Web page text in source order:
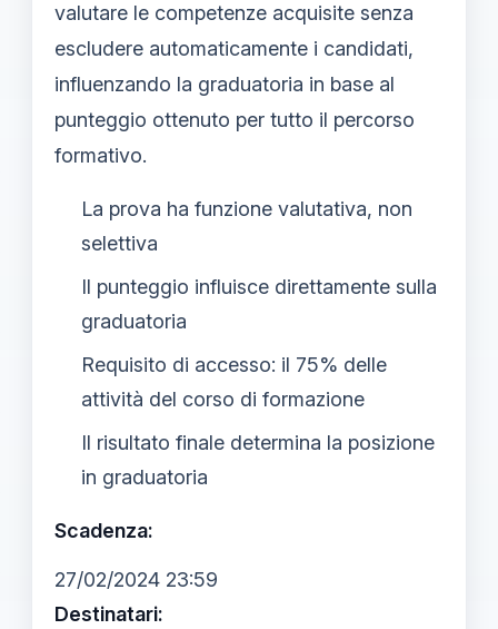
valutare le competenze acquisite senza
escludere automaticamente i candidati,
influenzando la graduatoria in base al
punteggio ottenuto per tutto il percorso
formativo.
La prova ha funzione valutativa, non
selettiva
Il punteggio influisce direttamente sulla
graduatoria
Requisito di accesso: il 75% delle
attività del corso di formazione
Il risultato finale determina la posizione
in graduatoria
Scadenza:
27/02/2024 23:59
Destinatari: